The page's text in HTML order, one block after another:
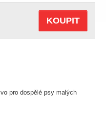
pro dospělé psy malých
KOUPIT